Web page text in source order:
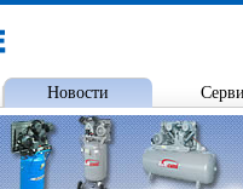
Новости